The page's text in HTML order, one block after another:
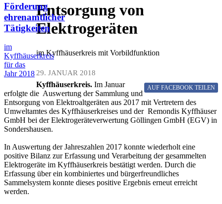
Förderung
ehrenamtlicher
Tätigkeiten
im
Kyffhäuserkreis
für das
Jahr 2018
Entsorgung von
Elektrogeräten
im Kyffhäuserkreis mit Vorbildfunktion
29. JANUAR 2018
AUF FACEBOOK TEILEN
Kyffhäuserkreis. Im Januar
erfolgte die Auswertung der Sammlung und
Entsorgung von Elektroaltgeräten aus 2017 mit Vertretern des
Umweltamtes des Kyffhäuserkreises und der Remondis Kyffhäuser
GmbH bei der Elektrogeräteverwertung Göllingen GmbH (EGV) in
Sondershausen.
In Auswertung der Jahreszahlen 2017 konnte wiederholt eine
positive Bilanz zur Erfassung und Verarbeitung der gesammelten
Elektrogeräte im Kyffhäuserkreis bestätigt werden. Durch die
Erfassung über ein kombiniertes und bürgerfreundliches
Sammelsystem konnte dieses positive Ergebnis erneut erreicht
werden.